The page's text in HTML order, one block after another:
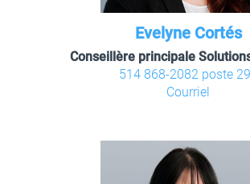
Evelyne Cortés
Conseillère principale
514 868-2082 poste
Courriel